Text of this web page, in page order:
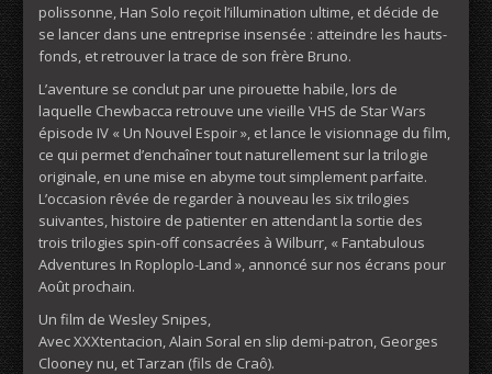
polissonne, Han Solo reçoit l’illumination ultime, et décide de
se lancer dans une entreprise insensée : atteindre les hauts-
fonds, et retrouver la trace de son frère Bruno.
L’aventure se conclut par une pirouette habile, lors de
laquelle Chewbacca retrouve une vieille VHS de Star Wars
épisode IV « Un Nouvel Espoir », et lance le visionnage du film,
ce qui permet d’enchaîner tout naturellement sur la trilogie
originale, en une mise en abyme tout simplement parfaite.
L’occasion rêvée de regarder à nouveau les six trilogies
suivantes, histoire de patienter en attendant la sortie des
trois trilogies spin-off consacrées à Wilburr, « Fantabulous
Adventures In Roploplo-Land », annoncé sur nos écrans pour
Août prochain.
Un film de Wesley Snipes,
Avec XXXtentacion, Alain Soral en slip demi-patron, Georges
Clooney nu, et Tarzan (fils de Craô).